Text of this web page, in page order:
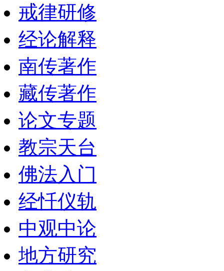
戒律研修
经论解释
南传著作
藏传著作
论文专题
教宗天台
佛法入门
经忏仪轨
中观中论
地方研究